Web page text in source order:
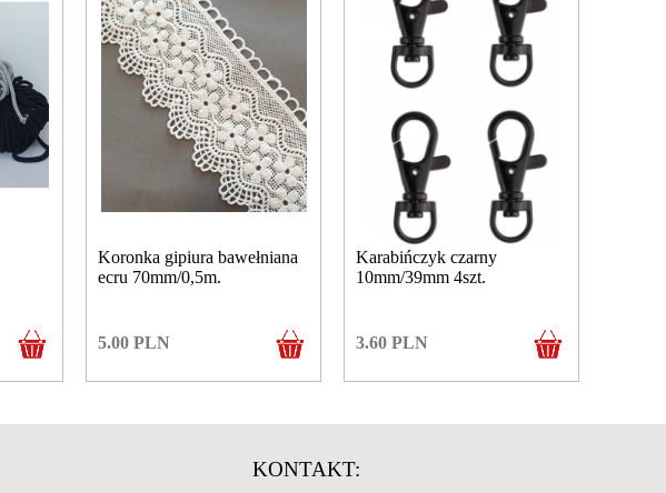
Koronka gipiura bawełniana
ecru 70mm/0,5m.
5.00 PLN
Karabińczyk czarny
10mm/39mm 4szt.
3.60 PLN
KONTAKT: